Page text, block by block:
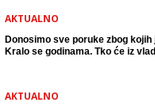
AKTUALNO
Donosimo sve poruke zbog
Kralo se godinama. Tko će iz
AKTUALNO